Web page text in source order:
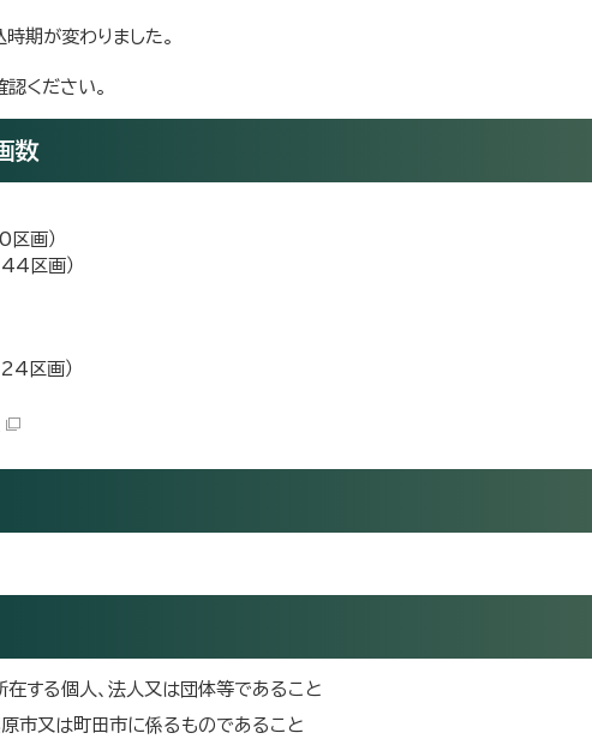
期が変わりました。
ください。
数
区画）
44区画）
24区画）
する個人、法人又は団体等であること
市又は町田市に係るものであること